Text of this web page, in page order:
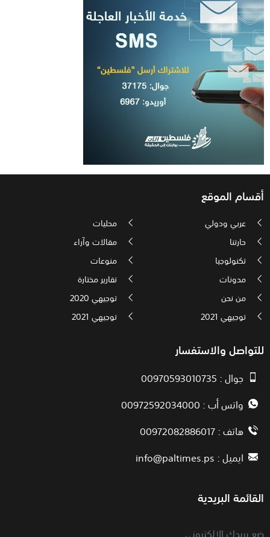
أقسام الموقع
عربي ودولي
محليات
حارتنا
مقالات وآراء
تكنولوجيا
منوعات
مدونات
تقارير مختارة
من نحن
توجيهي 2020
توجيهي 2021
توجيهي 2021
للتواصل والاستفسار
جوال : 00970593010735
واتس أب : 00972592034000
هاتف : 00972082886017
ايميل :info@paltimes.ps
القائمة البريدية